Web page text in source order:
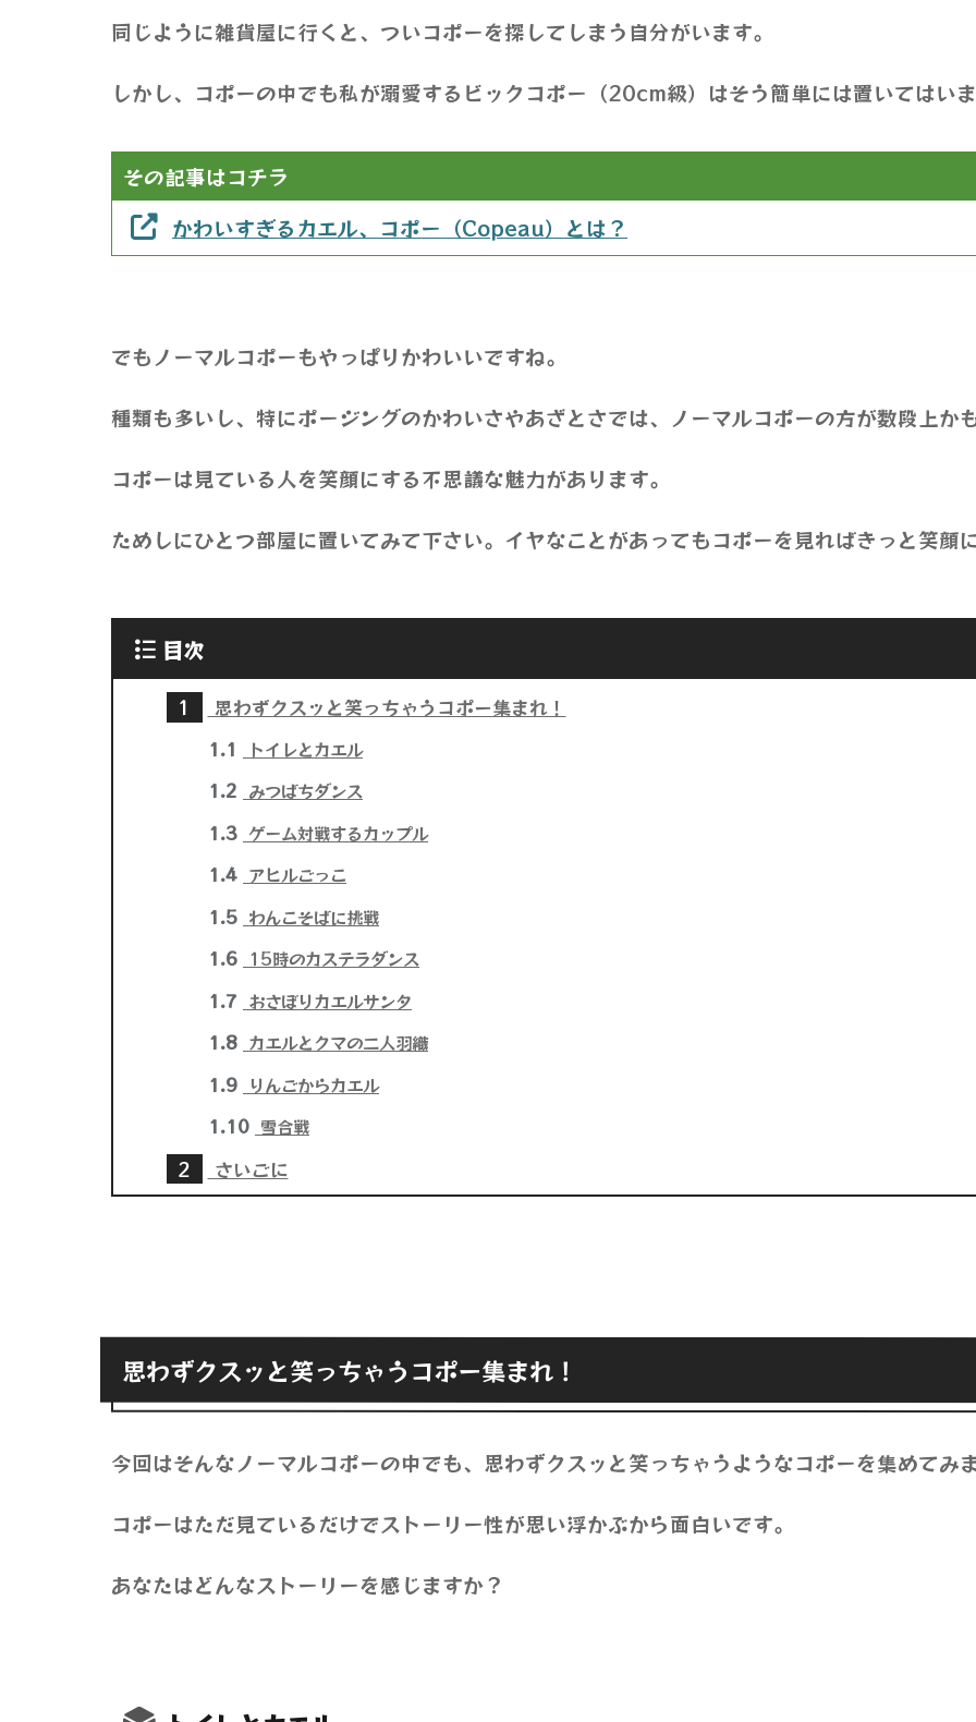
同じように雑貨屋に行くと、ついコポーを探してしまう自分がいます。
しかし、コポーの中でも私が溺愛するビックコポー（20cm級）はそう簡単には置いてはい
その記事はコチラ
かわいすぎるカエル、コポー（Copeau）とは？
でもノーマルコポーもやっぱりかわいいですね。
種類も多いし、特にポージングのかわいさやあざとさでは、ノーマルコポーの方が数段上か
コポーは見ている人を笑顔にする不思議な魅力があります。
ためしにひとつ部屋に置いてみて下さい。イヤなことがあってもコポーを見ればきっと笑顔
目次
1 思わずクスッと笑っちゃうコポー集まれ！
1.1
トイレとカエル
1.2 みつばちダンス
1.3 ゲーム対戦するカップル
1.4 アヒルごっこ
1.5 わんこそばに挑戦
1.6 15時のカステラダンス
1.7 おさぼりカエルサンタ
1.8 カエルとクマの二人羽織
1.9 りんごからカエル
1.10 雪合戦
2 さいごに
思わずクスッと笑っちゃうコポー集まれ！
今回はそんなノーマルコポーの中でも、思わずクスッと笑っちゃうようなコポーを集めてみ
コポーはただ見ているだけでストーリー性が思い浮かぶから面白いです。
あなたはどんなストーリーを感じますか？